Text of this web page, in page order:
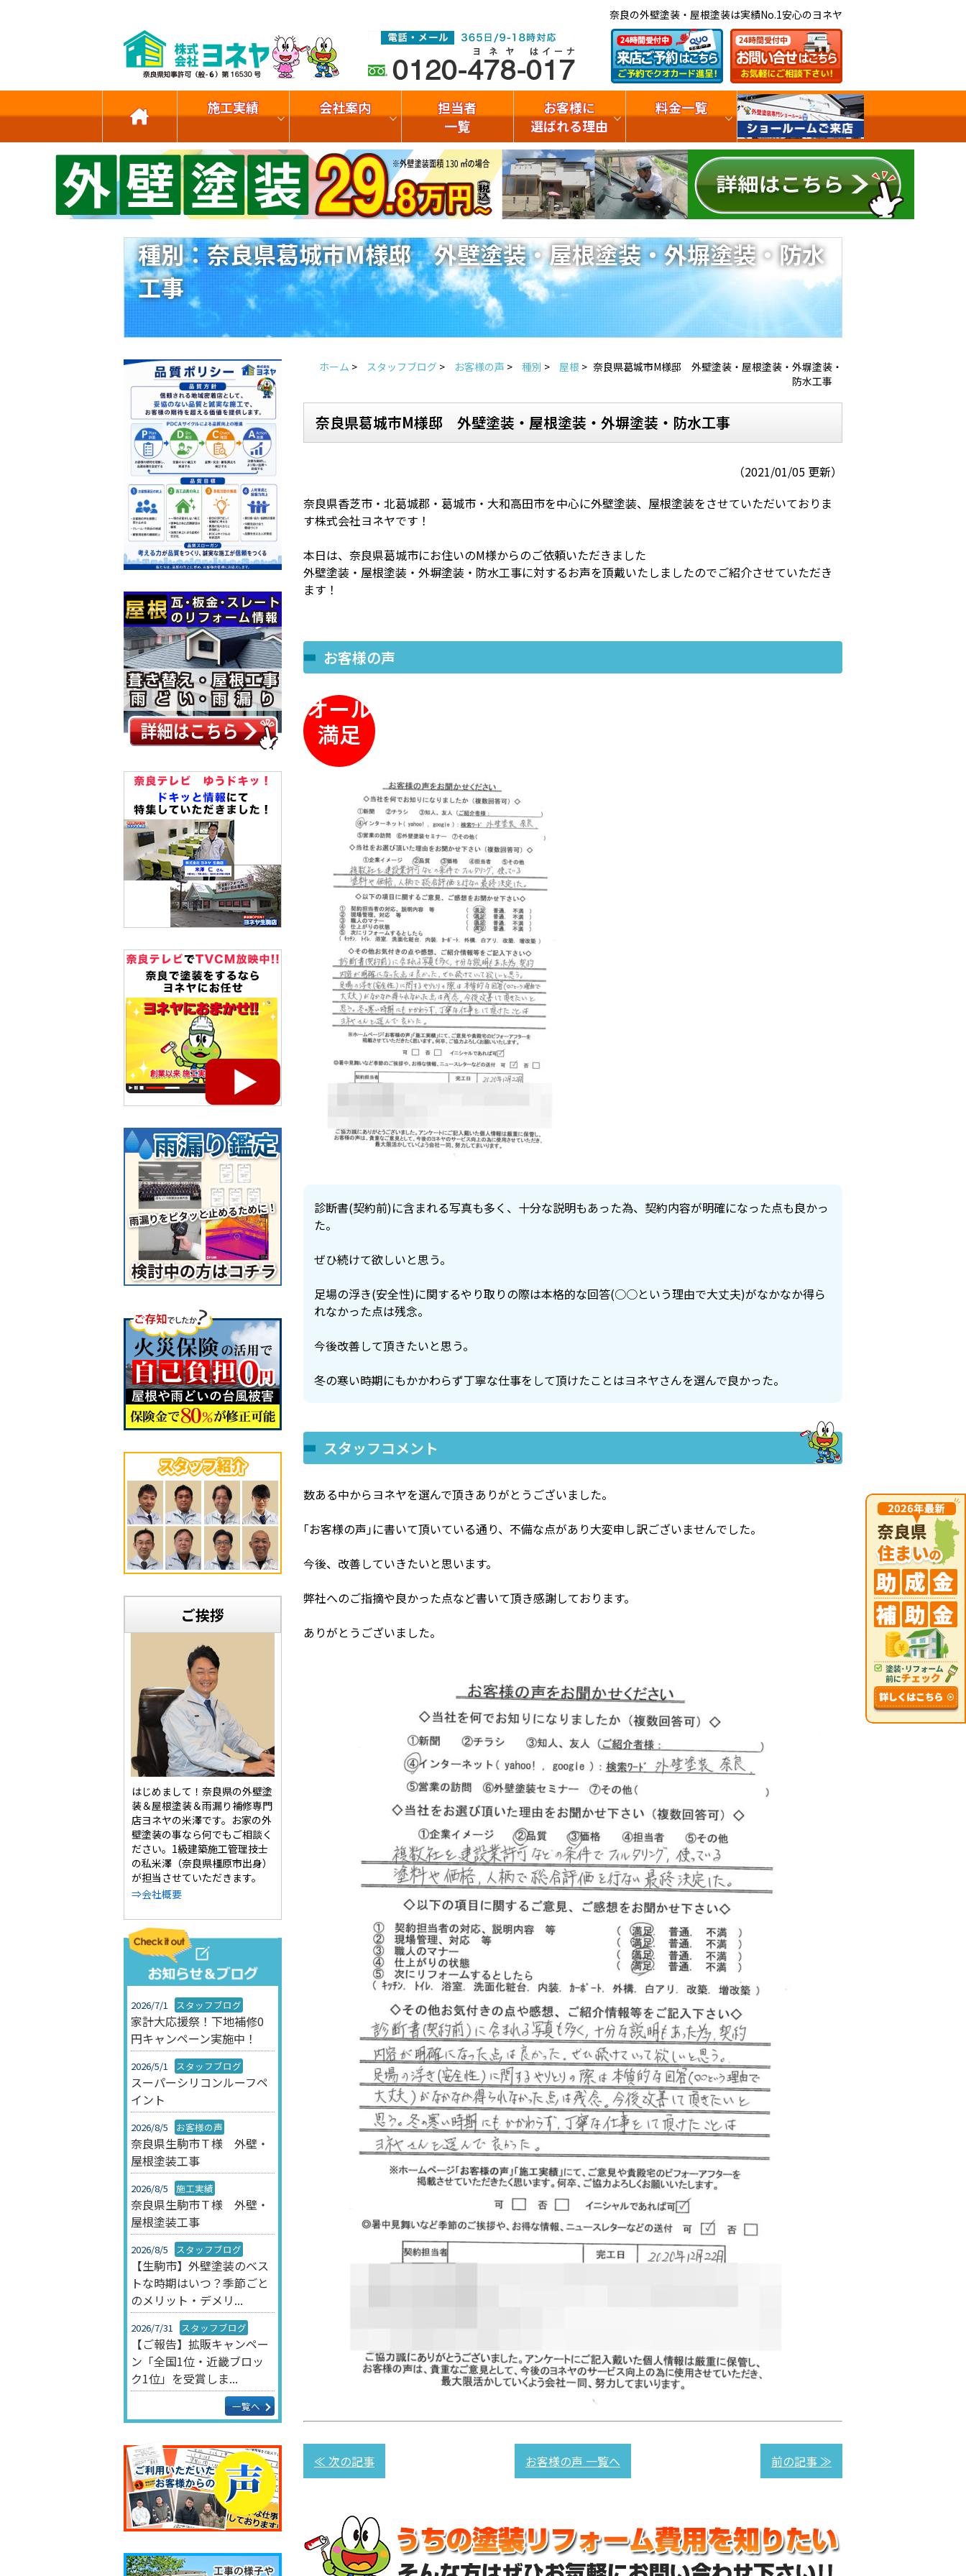
奈良の外壁塗装・屋根塗装は実績No.1安心のヨネヤ
施工実績 会社案内
担当者
一覧
お客様に
選ばれる理由
料金一覧
種別：奈良県葛城市M様邸 外壁塗装・屋根塗装・外塀塗装・防水
工事
ご挨拶
はじめまして！奈良県の外壁塗
装＆屋根塗装＆雨漏り補修専門
店ヨネヤの米澤です。お家の外
壁塗装の事なら何でもご相談く
ださい。1級建築施工管理技士
の私米澤（奈良県橿原市出身）
が担当させていただきます。
⇒会社概要
2026/7/1 スタッフブログ
家計大応援祭！下地補修0
円キャンペーン実施中！
2026/5/1 スタッフブログ
スーパーシリコンルーフペ
イント
2026/8/5 お客様の声
奈良県生駒市Ｔ様 外壁・
屋根塗装工事
2026/8/5 施工実績
奈良県生駒市Ｔ様 外壁・
屋根塗装工事
2026/8/5 スタッフブログ
【生駒市】外壁塗装のベス
トな時期はいつ？季節ごと
のメリット・デメリ...
2026/7/31 スタッフブログ
【ご報告】拡販キャンペー
ン「全国1位・近畿ブロッ
ク1位」を受賞しま...
一覧へ
ホーム > スタッフブログ > お客様の声 > 種別 > 屋根 > 奈良県葛城市M様邸 外壁塗装・屋根塗装・外塀塗装・
防水工事
奈良県葛城市M様邸 外壁塗装・屋根塗装・外塀塗装・防水工事
（2021/01/05 更新）
奈良県香芝市・北葛城郡・葛城市・大和高田市を中心に外壁塗装、屋根塗装をさせていただいておりま
す株式会社ヨネヤです！
本日は、奈良県葛城市にお住いのM様からのご依頼いただきました
外壁塗装・屋根塗装・外塀塗装・防水工事に対するお声を頂戴いたしましたのでご紹介させていただき
ます！
お客様の声
オール
満足
診断書(契約前)に含まれる写真も多く、十分な説明もあった為、契約内容が明確になった点も良かっ
た。
ぜひ続けて欲しいと思う。
足場の浮き(安全性)に関するやり取りの際は本格的な回答(○○という理由で大丈夫)がなかなか得ら
れなかった点は残念。
今後改善して頂きたいと思う。
冬の寒い時期にもかかわらず丁寧な仕事をして頂けたことはヨネヤさんを選んで良かった。
スタッフコメント
数ある中からヨネヤを選んで頂きありがとうございました。
｢お客様の声｣に書いて頂いている通り、不備な点があり大変申し訳ございませんでした。
今後、改善していきたいと思います。
弊社へのご指摘や良かった点など書いて頂き感謝しております。
ありがとうございました。
≪ 次の記事 お客様の声 一覧へ 前の記事 ≫